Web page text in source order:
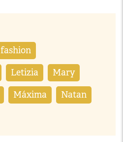
fashion
Letizia Mary
Máxima Natan